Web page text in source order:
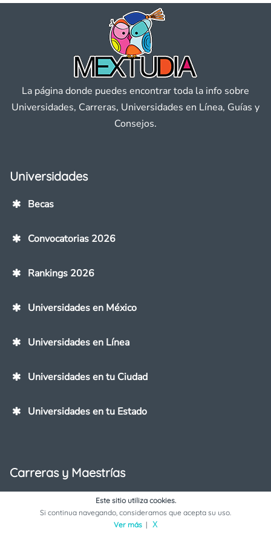
La página donde puedes encontrar toda la info sobre
Universidades, Carreras, Universidades en Línea, Guías y
Consejos.
Universidades
Becas
Convocatorias 2026
Rankings 2026
Universidades en México
Universidades en Línea
Universidades en tu Ciudad
Universidades en tu Estado
Carreras y Maestrías
Test para saber qué estudiar
Este sitio utiliza cookies.
Si continua navegando, consideramos que acepta su uso.
Ver más| X